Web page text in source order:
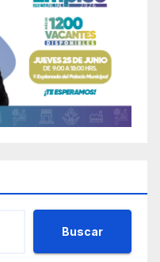
Buscar